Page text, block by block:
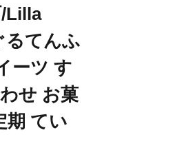
Lilla
るてんふ
ーツ す
せ お菓
期 てい